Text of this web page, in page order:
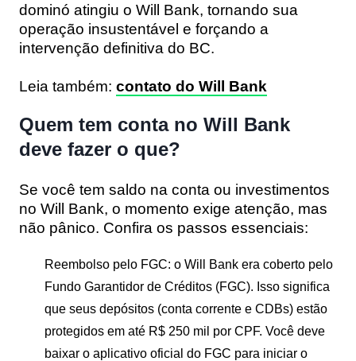
dominó atingiu o Will Bank, tornando sua
operação insustentável e forçando a
intervenção definitiva do BC.
Leia também: contato do Will Bank
Quem tem conta no Will Bank
deve fazer o que?
Se você tem saldo na conta ou investimentos
no Will Bank, o momento exige atenção, mas
não pânico. Confira os passos essenciais:
Reembolso pelo FGC: o Will Bank era coberto pelo
Fundo Garantidor de Créditos (FGC). Isso significa
que seus depósitos (conta corrente e CDBs) estão
protegidos em até R$ 250 mil por CPF. Você deve
baixar o aplicativo oficial do FGC para iniciar o